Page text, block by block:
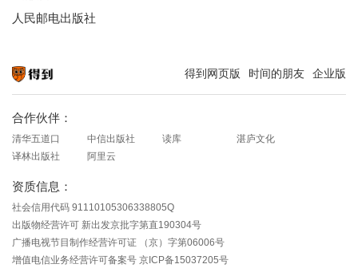
人民邮电出版社
得到网页版 时间的朋友 企业版
合作伙伴：
清华五道口 中信出版社 读库
湛庐文化
译林出版社
阿里云
资质信息：
社会信用代码 91110105306338805Q
出版物经营许可 新出发京批字第直190304号
广播电视节目制作经营许可证 （京）字第06006号
增值电信业务经营许可备案号 京ICP备15037205号